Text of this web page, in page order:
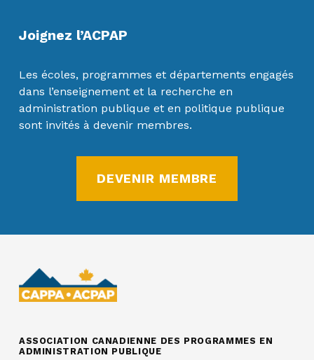
Joignez l’ACPAP
Les écoles, programmes et départements engagés
dans l’enseignement et la recherche en
administration publique et en politique publique
sont invités à devenir membres.
DEVENIR MEMBRE
ASSOCIATION CANADIENNE DES PROGRAMMES EN
ADMINISTRATION PUBLIQUE